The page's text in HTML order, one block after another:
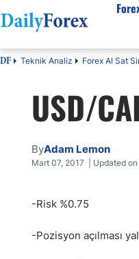
Forex Firmaları
SPK Lisanslı Forex
Otomatik Forex
Forex Sinyalleri
Forex Kursları
Tüm Firmaların
EUR-USD
EUR-TRY
USD-JPY
GBP-USD
USD-CAD
Forex Eğitimi
Ekonomik Sözlük
Forex Nedir
İslami Forex
Forex
DF Teknik Analiz Forex Al Sat
USD/
ByAdam Lemon
Mart 07, 2017 | Updated
-Risk %0.75
-Pozisyon açılması